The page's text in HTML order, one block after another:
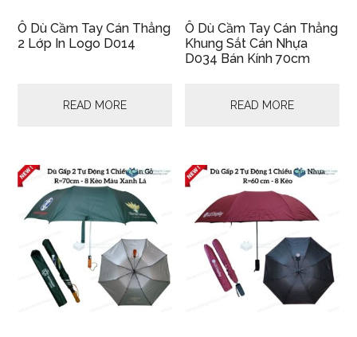
Ô Dù Cầm Tay Cán Thẳng
2 Lớp In Logo D014
READ MORE
Ô Dù Cầm Tay Cán Thẳng
Khung Sắt Cán Nhựa
D034 Bán Kính 70cm
READ MORE